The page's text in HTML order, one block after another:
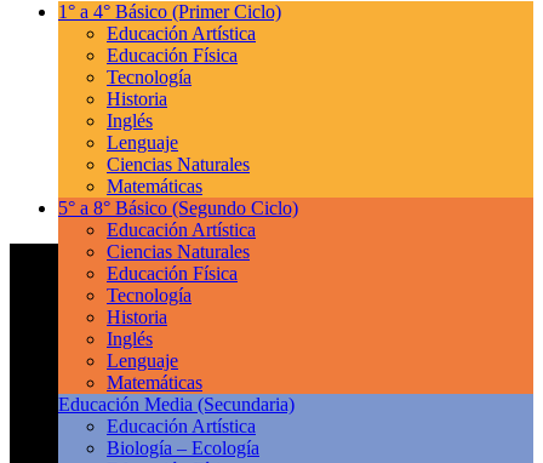
1° a 4° Básico (Primer Ciclo)
Educación Artística
Educación Física
Tecnología
Historia
Inglés
Lenguaje
Ciencias Naturales
Matemáticas
5° a 8° Básico (Segundo Ciclo)
Educación Artística
Ciencias Naturales
Educación Física
Tecnología
Historia
Inglés
Lenguaje
Matemáticas
Educación Media (Secundaria)
Educación Artística
Biología – Ecología